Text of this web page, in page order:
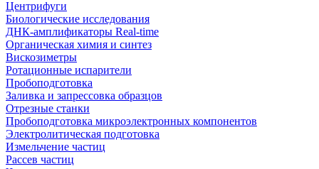
Центрифуги
Биологические исследования
ДНК-амплификаторы Real-time
Органическая химия и синтез
Вискозиметры
Ротационные испарители
Пробоподготовка
Заливка и запрессовка образцов
Отрезные станки
Пробоподготовка микроэлектронных компонентов
Электролитическая подготовка
Измельчение частиц
Рассев частиц